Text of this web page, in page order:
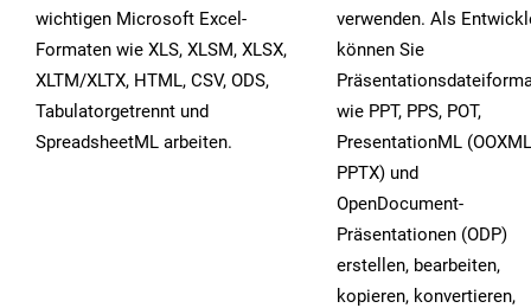
wichtigen Microsoft Excel-
Formaten wie XLS, XLSM, XLSX,
XLTM/XLTX, HTML, CSV, ODS,
Tabulatorgetrennt und
SpreadsheetML arbeiten.
verwenden. Als
können Sie
wie PPT, PPS, POT,
PresentationML
PPTX) und
OpenDocument-
Präsentationen (ODP)
erstellen, bearbeiten,
kopieren, konvertieren,